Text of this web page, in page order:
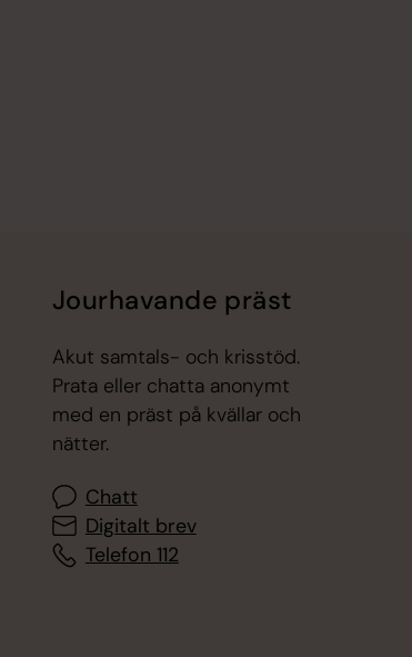
Jourhavande präst
Akut samtals- och krisstöd.
Prata eller chatta anonymt
med en präst på kvällar och
nätter.
Chatt
Digitalt brev
Telefon 112